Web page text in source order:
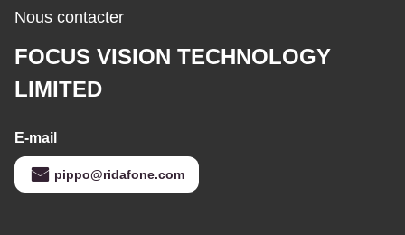
Nous contacter
FOCUS VISION TECHNOLOGY
LIMITED
E-mail
pippo@ridafone.com